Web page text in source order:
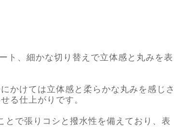
ト、細かな切り替えで立体感と丸みを表
かけては立体感と柔らかな丸みを感じさ
る仕上がりです。
で張りコシと撥水性を備えており、表